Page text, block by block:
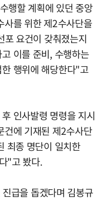
행할 계획에 있던 중앙
사를 위한 제2수사단을
요건이 갖춰졌는지
이를 준비, 수행하는
행위에 해당한다"고
인사발령 명령을 지시
건에 기재된 제2수사단
최종 명단이 일치한
"고 봤다.
급을 돕겠다며 김봉규